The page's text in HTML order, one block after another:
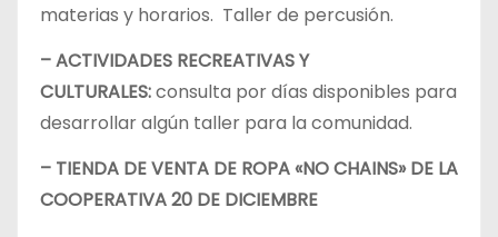
materias y horarios. Taller de percusión.
– ACTIVIDADES RECREATIVAS Y
CULTURALES:consulta por días disponibles para
desarrollar algún taller para la comunidad.
– TIENDA DE VENTA DE ROPA «NO CHAINS» DE LA
COOPERATIVA 20 DE DICIEMBRE